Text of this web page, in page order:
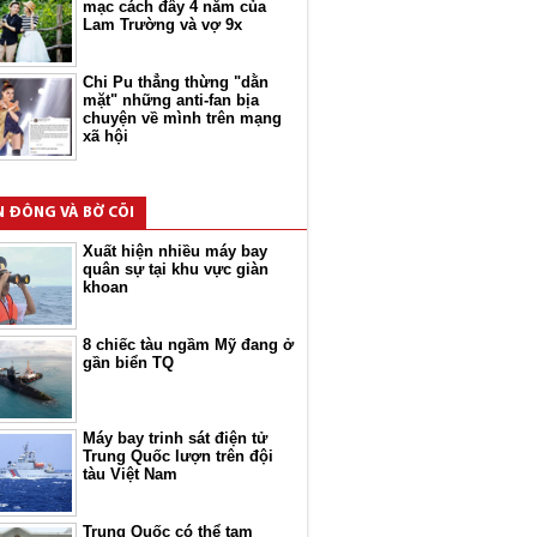
mạc cách đây 4 năm của
Lam Trường và vợ 9x
Chi Pu thẳng thừng "dằn
mặt" những anti-fan bịa
chuyện về mình trên mạng
xã hội
ĐÔNG VÀ BỜ CÕI
Xuất hiện nhiều máy bay
quân sự tại khu vực giàn
khoan
8 chiếc tàu ngầm Mỹ đang ở
gần biển TQ
Máy bay trinh sát điện tử
Trung Quốc lượn trên đội
tàu Việt Nam
Trung Quốc có thể tạm